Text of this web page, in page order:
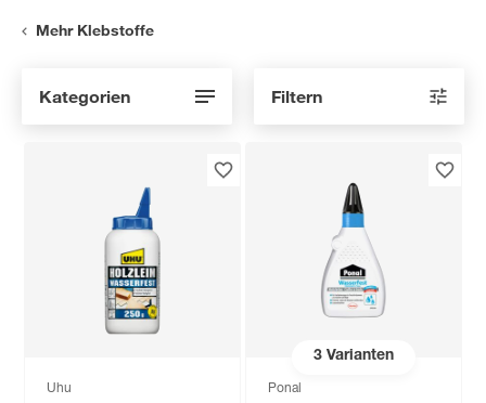
Mehr Klebstoffe
Kategorien Filtern
Uhu
3Varianten
Ponal